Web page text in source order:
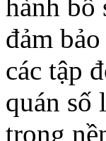
hành bổ
đảm
các tập
quán số
trong